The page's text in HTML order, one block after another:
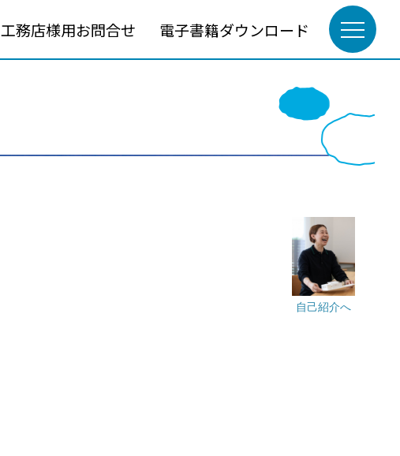
工務店様用お問合せ 電子書籍ダウンロード
自己紹介へ